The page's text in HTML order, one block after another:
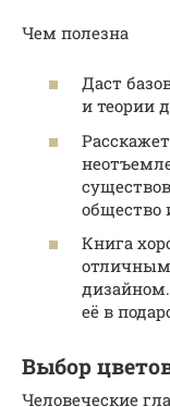
Чем полезна
Даст
и теории
общество
Книга
отличным
её в
Выбор
Человеческие